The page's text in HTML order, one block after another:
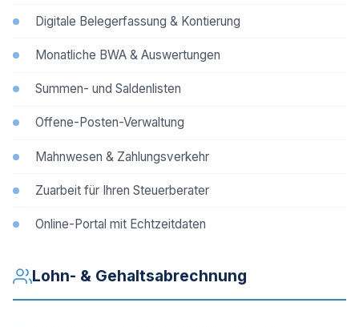
Digitale Belegerfassung & Kontierung
Monatliche BWA & Auswertungen
Summen- und Saldenlisten
Offene-Posten-Verwaltung
Mahnwesen & Zahlungsverkehr
Zuarbeit für Ihren Steuerberater
Online-Portal mit Echtzeitdaten
Lohn- & Gehaltsabrechnung